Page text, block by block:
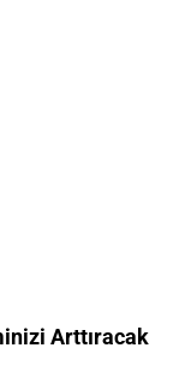
Arttıracak